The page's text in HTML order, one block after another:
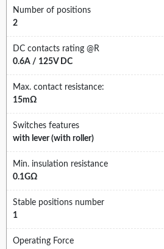
Number of positions
2
DC contacts rating @R
0.6A / 125V DC
Max. contact resistance:
15mΩ
Switches features
with lever (with roller)
Min. insulation resistance
0.1GΩ
Stable positions number
1
Operating Force